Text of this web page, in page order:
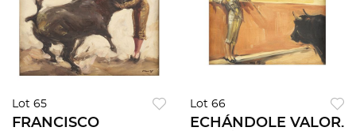
Lot 65
FRANCISCO
Lot 66
ECHÁNDOLE VALOR.